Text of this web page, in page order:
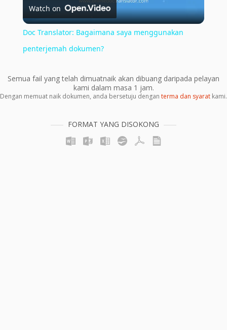
Video
Watch on
Doc Translator: Bagaimana saya menggunakan
penterjemah dokumen?
Semua fail yang telah dimuatnaik akan dibuang daripada pelayan
kami dalam masa 1 jam.
Dengan memuat naik dokumen, anda bersetuju dengan terma dan syarat kami.
FORMAT YANG DISOKONG